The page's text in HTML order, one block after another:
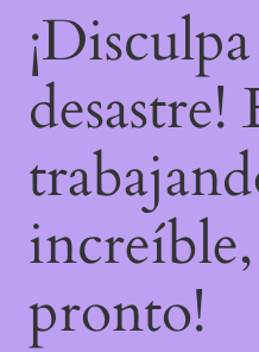
desastre!
increíble,
pronto!